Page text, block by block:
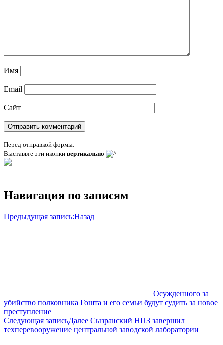
Имя
Email
Сайт
Перед отправкой формы:
Выставьте эти иконки вертикально
Навигация по записям
Предыдущая запись:Назад
Осужденного за
убийство полковника Гошта и его семьи будут судить за новое
преступление
Следующая записьДалее Сызранский НПЗ завершил
техперевооружение центральной заводской лаборатории